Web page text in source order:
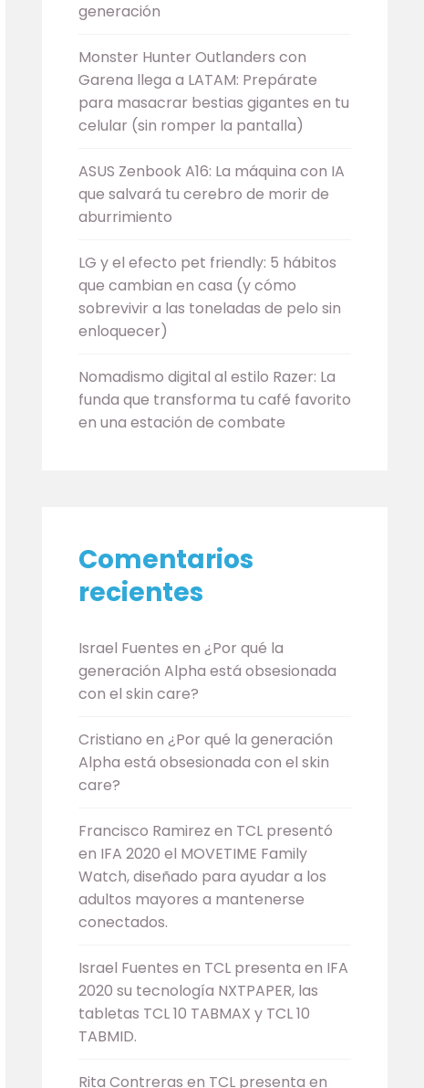
generación
Monster Hunter Outlanders con
Garena llega a LATAM: Prepárate
para masacrar bestias gigantes en tu
celular (sin romper la pantalla)
ASUS Zenbook A16: La máquina con IA
que salvará tu cerebro de morir de
aburrimiento
LG y el efecto pet friendly: 5 hábitos
que cambian en casa (y cómo
sobrevivir a las toneladas de pelo sin
enloquecer)
Nomadismo digital al estilo Razer: La
funda que transforma tu café favorito
en una estación de combate
Comentarios
recientes
Israel Fuentes en ¿Por qué la
generación Alpha está obsesionada
con el skin care?
Cristiano en ¿Por qué la generación
Alpha está obsesionada con el skin
care?
Francisco Ramirez en TCL presentó
en IFA 2020 el MOVETIME Family
Watch, diseñado para ayudar a los
adultos mayores a mantenerse
conectados.
Israel Fuentes en TCL presenta en IFA
2020 su tecnología NXTPAPER, las
tabletas TCL 10 TABMAX y TCL 10
TABMID.
Rita Contreras en TCL presenta en